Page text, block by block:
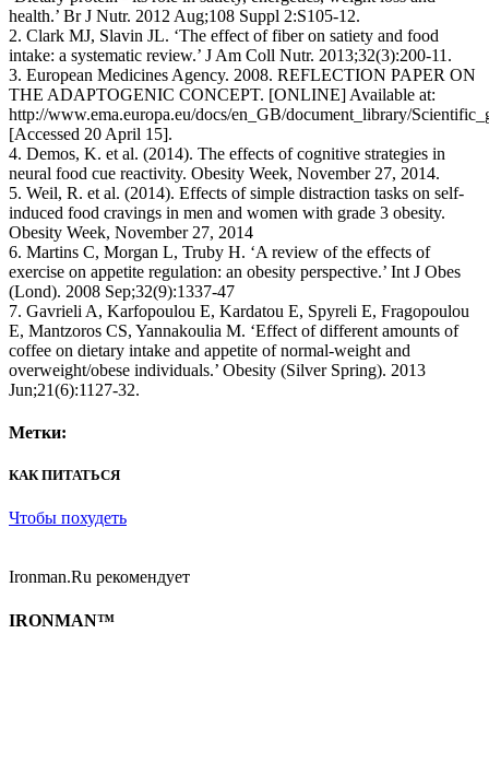
health.’ Br J Nutr. 2012 Aug;108 Suppl 2:S105-12.
2. Clark MJ, Slavin JL. ‘The effect of fiber on satiety and food
intake: a systematic review.’ J Am Coll Nutr. 2013;32(3):200-11.
3. European Medicines Agency. 2008. REFLECTION PAPER ON
THE ADAPTOGENIC CONCEPT. [ONLINE] Available at:
http://www.ema.europa.eu/docs/en_GB/document_library/
[Accessed 20 April 15].
4. Demos, K. et al. (2014). The effects of cognitive strategies in
neural food cue reactivity. Obesity Week, November 27, 2014.
5. Weil, R. et al. (2014). Effects of simple distraction tasks on self-
induced food cravings in men and women with grade 3 obesity.
Obesity Week, November 27, 2014
6. Martins C, Morgan L, Truby H. ‘A review of the effects of
exercise on appetite regulation: an obesity perspective.’ Int J Obes
(Lond). 2008 Sep;32(9):1337-47
7. Gavrieli A, Karfopoulou E, Kardatou E, Spyreli E, Fragopoulou
E, Mantzoros CS, Yannakoulia M. ‘Effect of different amounts of
coffee on dietary intake and appetite of normal-weight and
overweight/obese individuals.’ Obesity (Silver Spring). 2013
Jun;21(6):1127-32.
Метки:
КАК ПИТАТЬСЯ
Чтобы похудеть
Ironman.Ru рекомендует
IRONMAN™